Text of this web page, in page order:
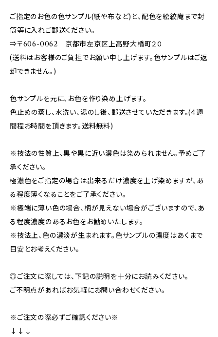
ご指定のお色の色サンプル(紙や布など)と、配色を絵絞庵まで封
筒等に入れご郵送ください。
⇒〒606-0062 京都市左京区上高野大橋町２０
(送料はお客様のご負担でお願い申し上げます。色サンプルはご返
却できません。)
色サンプルを元に、お色を作り染め上げます。
色止めの蒸し、水洗い、湯のし後、郵送させていただきます。(４週
間程お時間を頂きます。送料無料)
※技法の性質上、黒や黒に近い濃色は染められません。予めご了
承ください。
極濃色をご指定の場合は出来るだけ濃度を上げ染めますが、あ
る程度薄くなることをご了承ください。
※極端に薄い色の場合、柄が見えない場合がございますので、あ
る程度濃度のあるお色をお勧めいたします。
※技法上、色の濃淡が生まれます。色サンプルの濃度はあくまで
目安とお考えください。
◎ご注文に際しては、下記の説明を十分にお読みください。
ご不明点があればお気軽にお問い合わせください。
※ご注文の際必ずご確認ください※
↓↓↓